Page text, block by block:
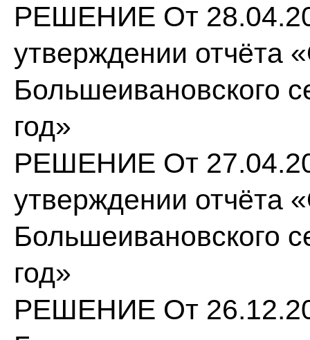
РЕШЕНИЕ От
утверждении отчёта
Большеивановского
год»
РЕШЕНИЕ От
утверждении отчёта
Большеивановского
год»
РЕШЕНИЕ От